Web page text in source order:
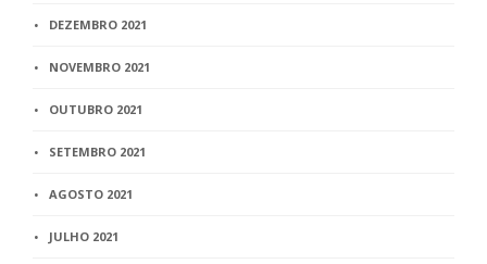
DEZEMBRO 2021
NOVEMBRO 2021
OUTUBRO 2021
SETEMBRO 2021
AGOSTO 2021
JULHO 2021